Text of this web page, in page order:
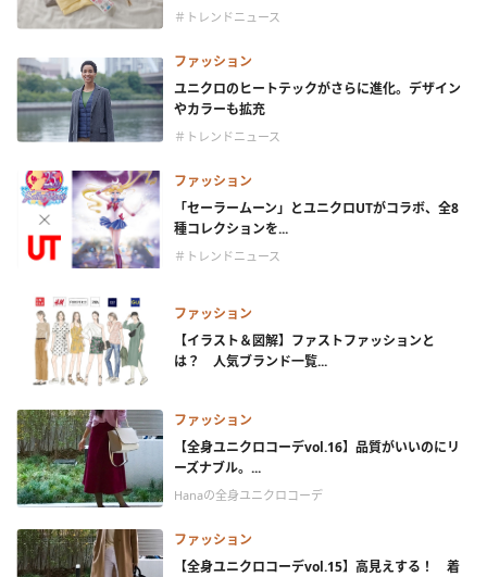
＃トレンドニュース
ファッション
ユニクロのヒートテックがさらに進化。デザイン
やカラーも拡充
＃トレンドニュース
ファッション
「セーラームーン」とユニクロUTがコラボ、全8
種コレクションを...
＃トレンドニュース
ファッション
【イラスト＆図解】ファストファッションと
は？ 人気ブランド一覧...
ファッション
【全身ユニクロコーデvol.16】品質がいいのにリ
ーズナブル。...
Hanaの全身ユニクロコーデ
ファッション
【全身ユニクロコーデvol.15】高見えする！ 着